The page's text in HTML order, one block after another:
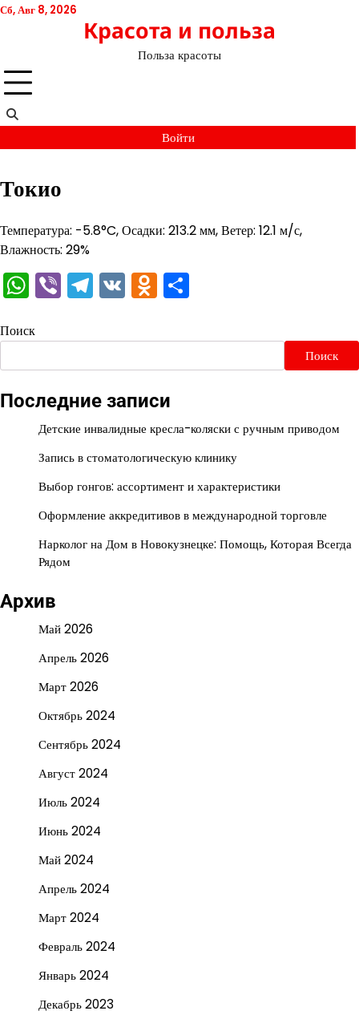
Перейти
Сб, Авг 8, 2026
Красота и польза
Польза красоты
Войти
Токио
Температура: -5.8°C, Осадки: 213.2 мм, Ветер: 12.1 м/с,
Влажность: 29%
WhatsApp
ViberTelegram
VKOdnoklassniki
Поиск
Поиск
Последние записи
Детские инвалидные кресла-коляски с ручным приводом
Запись в стоматологическую клинику
Выбор гонгов: ассортимент и характеристики
Оформление аккредитивов в международной торговле
Нарколог на Дом в Новокузнецке: Помощь, Которая Всегда
Рядом
Архив
Май 2026
Апрель 2026
Март 2026
Октябрь 2024
Сентябрь 2024
Август 2024
Июль 2024
Июнь 2024
Май 2024
Апрель 2024
Март 2024
Февраль 2024
Январь 2024
Декабрь 2023